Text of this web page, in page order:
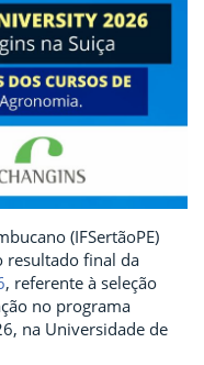
(IFSertãoPE)
resultado final da
, referente à seleção
no programa
na Universidade de